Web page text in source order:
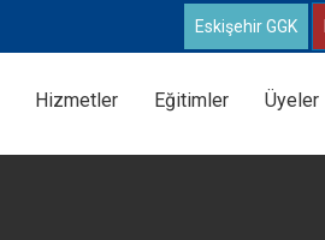
Eskişehir GGK
Hizmetler Eğitimler Üyeler